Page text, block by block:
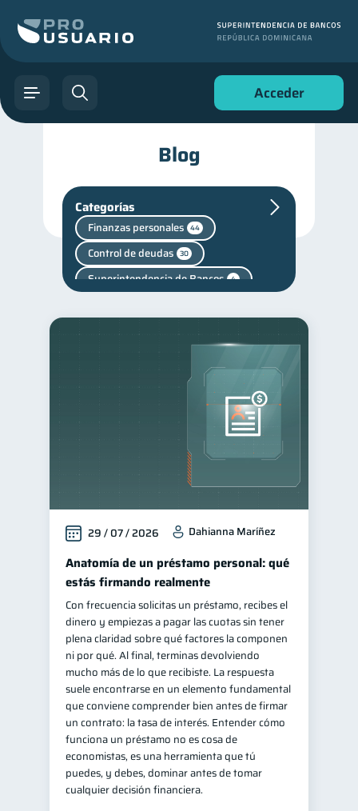
Acceder
Blog
Categorías
Finanzas personales 44
Control de deudas 30
Superintendencia de Bancos 4
Finanzas para jóvenes
22
Finanzas para mujeres 20
Seguridad financiera 13
Salud financiera 12
Productos financieros 11
Organización Financiera 10
Deudas 10
Entidad financiera 8
Préstamos Ahorro 8
Consejos 6
Tarjeta de crédito
Historial crediticio 6
Ciberseguridad
Servicios 4
29 / 07 / 2026 Dahianna Maríñez
Anatomía de un préstamo personal: qué
estás firmando realmente
Con frecuencia solicitas un préstamo, recibes el
dinero y empiezas a pagar las cuotas sin tener
plena claridad sobre qué factores la componen
ni por qué. Al final, terminas devolviendo
mucho más de lo que recibiste. La respuesta
suele encontrarse en un elemento fundamental
que conviene comprender bien antes de firmar
un contrato: la tasa de interés. Entender cómo
funciona un préstamo no es cosa de
economistas, es una herramienta que tú
puedes, y debes, dominar antes de tomar
cualquier decisión financiera.